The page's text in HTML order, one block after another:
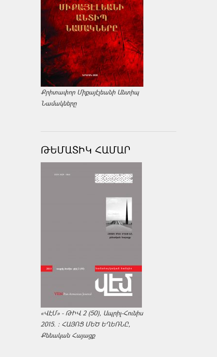
Քրիտափոր Միքայէլեանի Անտիպ
Նամակները
ԹԵՄԱՏԻԿ ՀԱՄԱՐ
«ՎԷՄ» - ԹԻՎ 2 (50), Ապրիլ-Հունիս
2015. : ՀԱՅՈՑ ՄԵԾ ԵՂԵՌՆԸ,
Քննական Հայացք